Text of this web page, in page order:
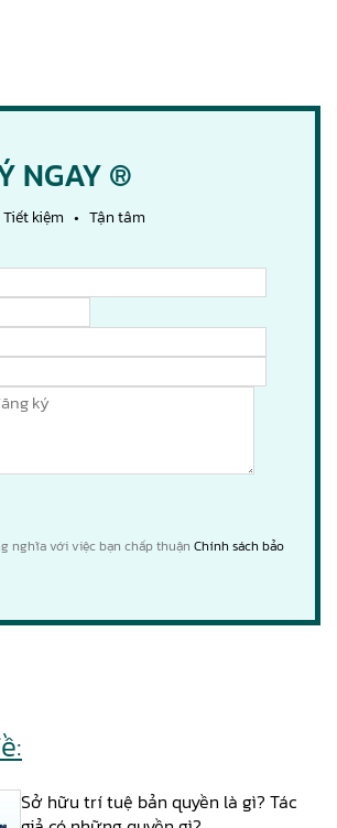
NGAY ®
kiệm • Tận tâm
nghĩa với việc bạn chấp thuận Chính sách bảo
Sở hữu trí tuệ bản quyền là gì? Tác